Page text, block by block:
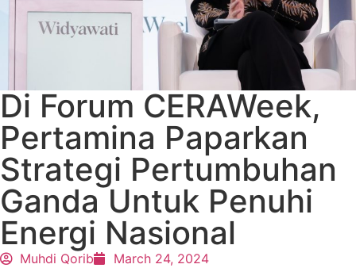
Di Forum CERAWeek,
Pertamina Paparkan
Strategi Pertumbuhan
Ganda Untuk Penuhi
Energi Nasional
Muhdi Qorib March 24, 2024